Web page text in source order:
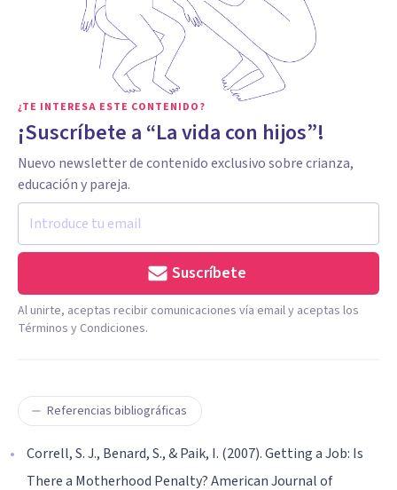
¿TE INTERESA ESTE CONTENIDO?
¡Suscríbete a “La vida con hijos”!
Nuevo newsletter de contenido exclusivo sobre crianza,
educación y pareja.
Suscríbete
Al unirte, aceptas recibir comunicaciones vía email y aceptas los
Términos y Condiciones.
Referencias bibliográficas
Correll, S. J., Benard, S., & Paik, I. (2007). Getting a Job: Is
There a Motherhood Penalty? American Journal of